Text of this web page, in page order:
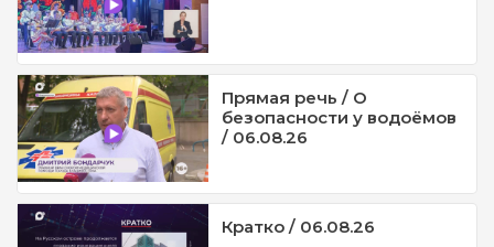
Прямая речь / О
безопасности у водоёмов
/ 06.08.26
Кратко / 06.08.26